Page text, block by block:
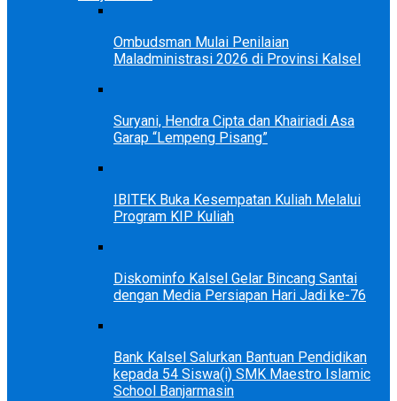
Ombudsman Mulai Penilaian
Maladministrasi 2026 di Provinsi Kalsel
Suryani, Hendra Cipta dan Khairiadi Asa
Garap “Lempeng Pisang”
IBITEK Buka Kesempatan Kuliah Melalui
Program KIP Kuliah
Diskominfo Kalsel Gelar Bincang Santai
dengan Media Persiapan Hari Jadi ke-76
Bank Kalsel Salurkan Bantuan Pendidikan
kepada 54 Siswa(i) SMK Maestro Islamic
School Banjarmasin